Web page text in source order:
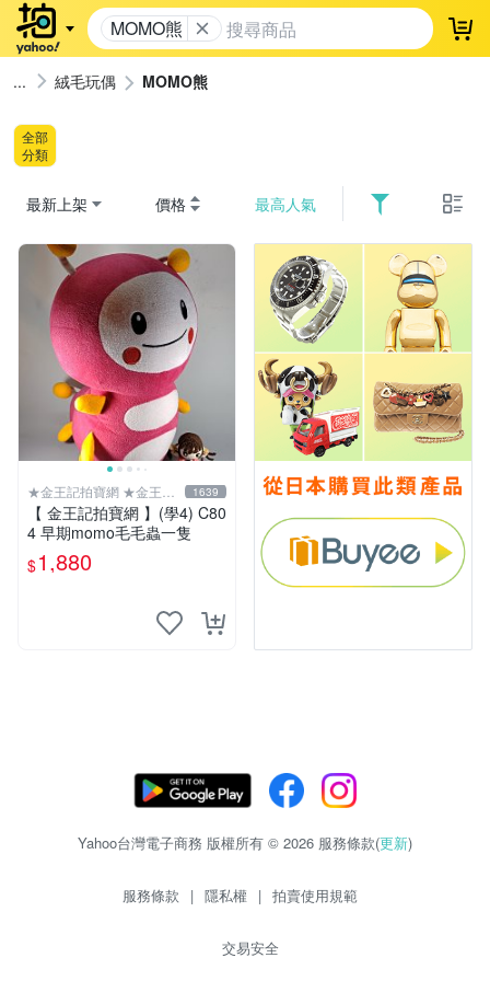
MOMO熊 登
絨毛玩偶 MOMO熊
全部
分類
最新上架 價格 最高人氣
★金王記拍寶網 ★金王記
拍寶趣
1639
【 金王記拍寶網 】(學4) C80
4 早期momo毛毛蟲一隻
$1,880
Yahoo台灣電子商務 版權所有 © 2026 服務條款(更新)
服務條款 | 隱私權 | 拍賣使用規範
交易安全